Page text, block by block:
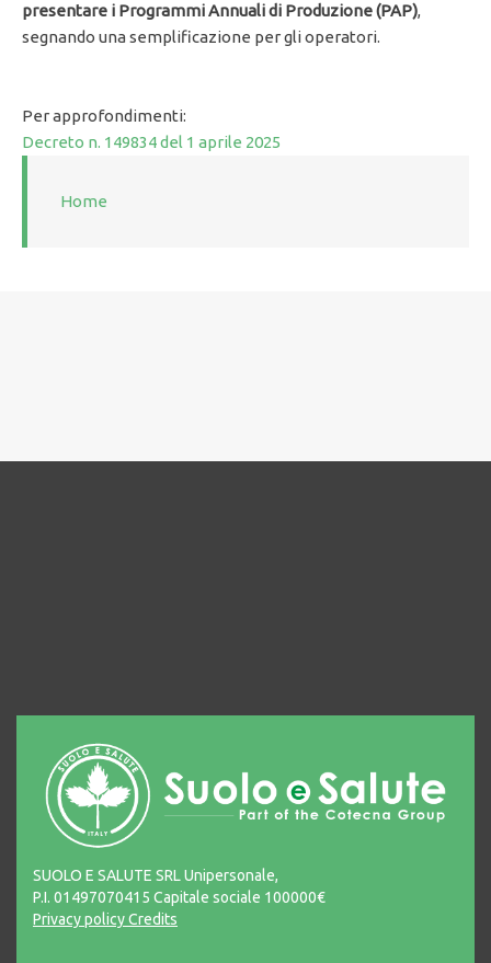
presentare i Programmi Annuali di Produzione (PAP),
segnando una semplificazione per gli operatori.
Per approfondimenti:
Decreto n. 149834 del 1 aprile 2025
Home
SUOLO E SALUTE SRL Unipersonale,
P.I. 01497070415 Capitale sociale 100000€
Privacy policyCredits